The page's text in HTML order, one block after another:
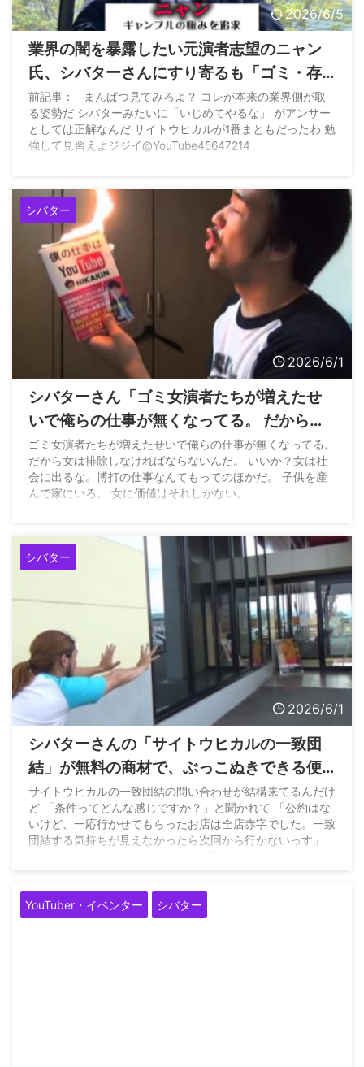
2026/6/5
業界の闇を暴露したい元演者志望のニャン
氏、シバターさんにすり寄るも「ゴミ・存
在価値ない」と一蹴されるwww
前記事： まんぱつ見てみろよ？ コレが本来の業界側が取
る姿勢だ シバターみたいに「いじめてやるな」 がアンサー
としては正解なんだ サイトウヒカルが1番まともだったわ 勉
強して見習えよジジイ@YouTube45647214
シバター
2026/6/1
シバターさん「ゴミ女演者たちが増えたせ
いで俺らの仕事が無くなってる。 だから女
は排除しなければならない。子供を産んで
家にいろ。女に価値はそれしかない。」
ゴミ女演者たちが増えたせいで俺らの仕事が無くなってる。
だから女は排除しなければならないんだ。 いいか？女は社
会に出るな。博打の仕事なんてもってのほかだ。 子供を産
んで家にいろ。 女に価値はそれしかない。
シバター
2026/6/1
シバターさんの「サイトウヒカルの一致団
結」が無料の商材で、ぶっこぬきできる便
利なやつだと思われて問合せが増えてるら
しい
サイトウヒカルの一致団結の問い合わせが結構来てるんだけ
ど 「条件ってどんな感じですか？」と聞かれて 「公約はな
いけど、一応行かせてもらったお店は全店赤字でした。一致
団結する気持ちが見えなかったら次回から行かないっす」
31, 2026
YouTuber・イベンター シバター